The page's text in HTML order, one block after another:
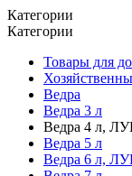
Категории
Категории
Товары для
Ведра
Ведра 3 л
Ведра 4 л,
Ведра 5 л
Ведра 6 л,